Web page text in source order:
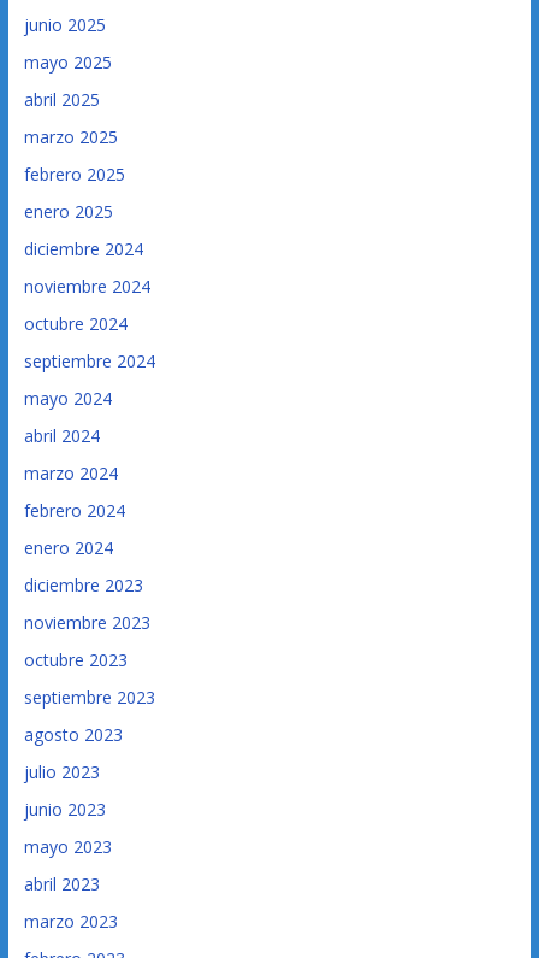
junio 2025
mayo 2025
abril 2025
marzo 2025
febrero 2025
enero 2025
diciembre 2024
noviembre 2024
octubre 2024
septiembre 2024
mayo 2024
abril 2024
marzo 2024
febrero 2024
enero 2024
diciembre 2023
noviembre 2023
octubre 2023
septiembre 2023
agosto 2023
julio 2023
junio 2023
mayo 2023
abril 2023
marzo 2023